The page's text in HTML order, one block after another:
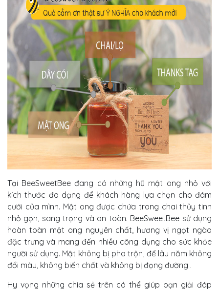
Tại BeeSweetBee đang có những hũ mật ong nhỏ với
kích thước đa dạng để khách hàng lựa chọn cho đám
cưới của mình. Mật ong được chứa trong chai thủy tinh
nhỏ gọn, sang trọng và an toàn. BeeSweetBee sử dụng
hoàn toàn mật ong nguyên chất, hương vị ngọt ngào
đặc trưng và mang đến nhiều công dụng cho sức khỏe
người sử dụng. Mật không bị pha trộn, để lâu năm không
đổi màu, không biến chất và không bị đọng đường .
Hy vọng những chia sẻ trên có thể giúp bạn giải đáp